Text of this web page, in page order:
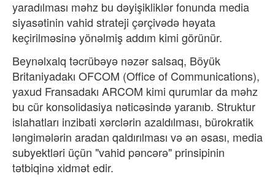
yaradılması məhz bu dəyişikliklər fonunda media
siyasətinin vahid strateji çərçivədə həyata
keçirilməsinə yönəlmiş addım kimi görünür.
Beynəlxalq təcrübəyə nəzər salsaq, Böyük
Britaniyadakı OFCOM (Office of Communications),
yaxud Fransadakı ARCOM kimi qurumlar da məhz
bu cür konsolidasiya nəticəsində yaranıb. Struktur
islahatları inzibati xərclərin azaldılması, bürokratik
ləngimələrin aradan qaldırılması və ən əsası, media
subyektləri üçün "vahid pəncərə" prinsipinin
tətbiqinə xidmət edir.